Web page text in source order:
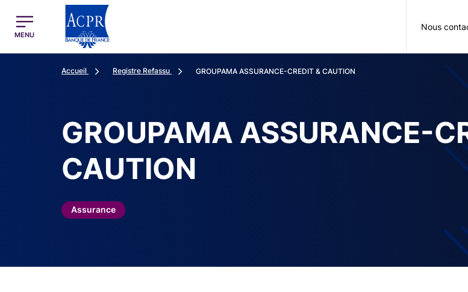
ACPR Menu Principal (French)
MENU
Nous
Accueil Registre Refassu GROUPAMA ASSURANCE-CREDIT & CAUTION
GROUPAMA ASSURANCE-
CAUTION
Assurance